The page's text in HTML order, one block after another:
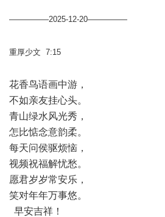
—————2025-12-20—————
重厚少文 7:15
花香鸟语画中游，
不如亲友挂心头。
青山绿水风光秀，
怎比惦念意韵柔。
每天问侯驱烦恼，
视频祝福解忧愁。
愿君岁岁常安乐，
笑对年年万事悠。
早安吉祥！